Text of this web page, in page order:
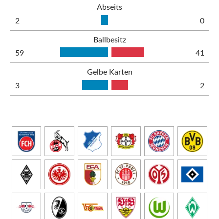
Abseits
2
0
Ballbesitz
59
41
Gelbe Karten
3
2